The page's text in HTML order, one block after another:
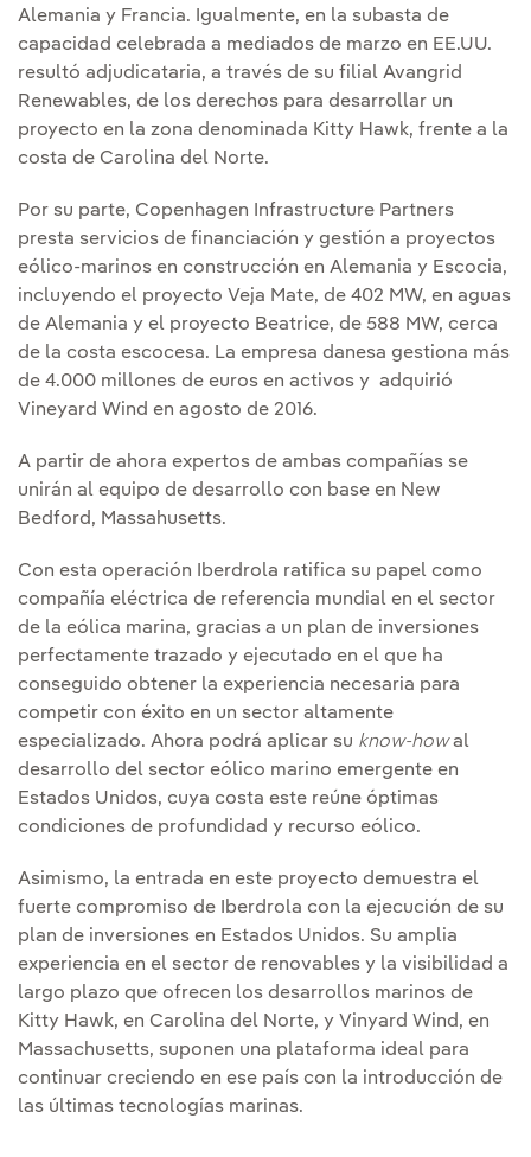
Alemania y Francia. Igualmente, en la subasta de
capacidad celebrada a mediados de marzo en EE.UU.
resultó adjudicataria, a través de su filial Avangrid
Renewables, de los derechos para desarrollar un
proyecto en la zona denominada Kitty Hawk, frente a la
costa de Carolina del Norte.
Por su parte, Copenhagen Infrastructure Partners
presta servicios de financiación y gestión a proyectos
eólico-marinos en construcción en Alemania y Escocia,
incluyendo el proyecto Veja Mate, de 402 MW, en aguas
de Alemania y el proyecto Beatrice, de 588 MW, cerca
de la costa escocesa. La empresa danesa gestiona más
de 4.000 millones de euros en activos y adquirió
Vineyard Wind en agosto de 2016.
A partir de ahora expertos de ambas compañías se
unirán al equipo de desarrollo con base en New
Bedford, Massahusetts.
Con esta operación Iberdrola ratifica su papel como
compañía eléctrica de referencia mundial en el sector
de la eólica marina, gracias a un plan de inversiones
perfectamente trazado y ejecutado en el que ha
conseguido obtener la experiencia necesaria para
competir con éxito en un sector altamente
especializado. Ahora podrá aplicar su know-howal
desarrollo del sector eólico marino emergente en
Estados Unidos, cuya costa este reúne óptimas
condiciones de profundidad y recurso eólico.
Asimismo, la entrada en este proyecto demuestra el
fuerte compromiso de Iberdrola con la ejecución de su
plan de inversiones en Estados Unidos. Su amplia
experiencia en el sector de renovables y la visibilidad a
largo plazo que ofrecen los desarrollos marinos de
Kitty Hawk, en Carolina del Norte, y Vinyard Wind, en
Massachusetts, suponen una plataforma ideal para
continuar creciendo en ese país con la introducción de
las últimas tecnologías marinas.